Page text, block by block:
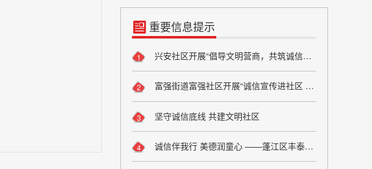
重要信息提示
兴安社区开展“倡导文明营商，共筑诚信家园”主题宣传活动
1
富强街道富强社区开展“诚信宣传进社区 弘扬文明新风尚”宣传活动
2
坚守诚信底线 共建文明社区
3
诚信伴我行 美德润童心 ——蓬江区丰泰小学开展诚信教育活动
4